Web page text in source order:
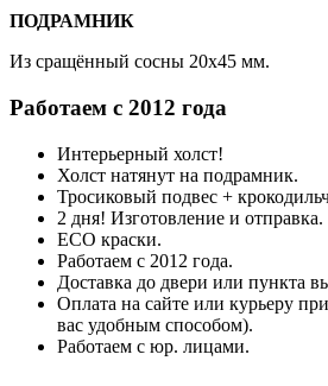
ПОДРАМНИК
Из сращённый сосны 20x45 мм.
Работаем с 2012 года
Интерьерный холст!
Холст натянут на подрамник.
Тросиковый подвес +
2 дня! Изготовление и отправка.
ECO краски.
Работаем с 2012 года.
Доставка до двери или пункта
Оплата на сайте или курьеру
вас удобным способом).
Работаем с юр. лицами.